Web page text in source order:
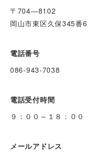
〒704―8102
岡山市東区久保345番6
電話番号
086-943-7038
電話受付時間
９：００～１８：００
メールアドレス